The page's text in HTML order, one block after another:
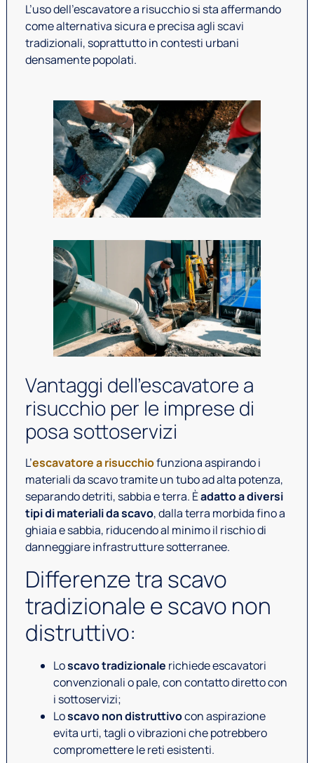
L’uso dell’escavatore a risucchio si sta affermando
come alternativa sicura e precisa agli scavi
tradizionali, soprattutto in contesti urbani
densamente popolati.
Vantaggi dell’escavatore a
risucchio per le imprese di
posa sottoservizi
L’escavatore a risucchiofunziona aspirando i
materiali da scavo tramite un tubo ad alta potenza,
separando detriti, sabbia e terra. Èadatto a diversi
tipi di materiali da scavo, dalla terra morbida fino a
ghiaia e sabbia, riducendo al minimo il rischio di
danneggiare infrastrutture sotterranee.
Differenze tra scavo
tradizionale e scavo non
distruttivo:
Loscavo tradizionale richiede escavatori
convenzionali o pale, con contatto diretto con
i sottoservizi;
Loscavo non distruttivocon aspirazione
evita urti, tagli o vibrazioni che potrebbero
compromettere le reti esistenti.